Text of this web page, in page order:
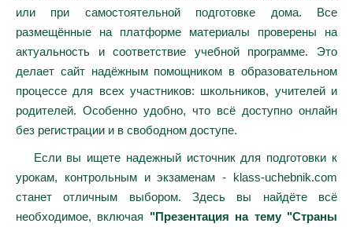
или при самостоятельной подготовке дома. Все
размещённые на платформе материалы проверены на
актуальность и соответствие учебной программе. Это
делает сайт надёжным помощником в образовательном
процессе для всех участников: школьников, учителей и
родителей. Особенно удобно, что всё доступно онлайн
без регистрации и в свободном доступе.
Если вы ищете надежный источник для подготовки к
урокам, контрольным и экзаменам - klass-uchebnik.com
станет отличным выбором. Здесь вы найдёте всё
необходимое, включая "Презентация на тему "Страны